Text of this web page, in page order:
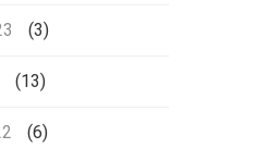
(3)
(13)
(6)